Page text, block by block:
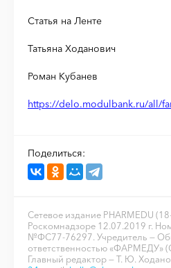
Статья на Ленте
Татьяна Ходанович
Роман Кубанев
https://delo.modulbank.ru/all/
Поделиться:
Сетевое издание PHARMEDU
Роскомнадзоре 12.07.2019 г.
№ФС77-76297. Учредитель —
ответственностью «ФАРМЕДУ»
Главный редактор — Т. Ю.